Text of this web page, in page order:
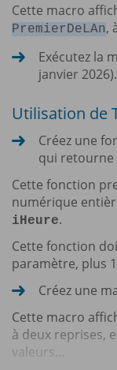
Cette macro
PremierDeLAn,
Exécutez la
janvier 2026).
Utilisation de
Créez une
qui retourne
Cette fonction
numérique
iHeure.
Cette fonction
paramètre, plus
Créez une
Cette macro
à deux reprises,
valeurs...